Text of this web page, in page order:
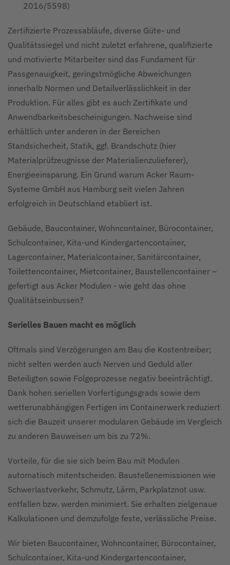
2016/5598)
Zertifizierte Prozessabläufe, diverse Güte- und
Qualitätssiegel und nicht zuletzt erfahrene, qualifizierte
und motivierte Mitarbeiter sind das Fundament für
Passgenauigkeit, geringstmögliche Abweichungen
innerhalb Normen und Detailverlässlichkeit in der
Produktion. Für alles gibt es auch Zertifikate und
Anwendbarkeitsbescheinigungen. Nachweise sind
erhältlich unter anderen in der Bereichen
Standsicherheit, Statik, ggf. Brandschutz (hier
Materialprüfzeugnisse der Materialienzulieferer),
Energieeinsparung. Ein Grund warum Acker Raum-
Systeme GmbH aus Hamburg seit vielen Jahren
erfolgreich in Deutschland etabliert ist.
Gebäude, Baucontainer, Wohncontainer, Bürocontainer,
Schulcontainer, Kita-und Kindergartencontainer,
Lagercontainer, Materialcontainer, Sanitärcontainer,
Toilettencontainer, Mietcontainer, Baustellencontainer –
gefertigt aus Acker Modulen - wie geht das ohne
Qualitätseinbussen?
Serielles Bauen macht es möglich
Oftmals sind Verzögerungen am Bau die Kostentreiber;
nicht selten werden auch Nerven und Geduld aller
Beteiligten sowie Folgeprozesse negativ beeinträchtigt.
Dank hohen seriellen Vorfertigungsgrads sowie dem
wetterunabhängigen Fertigen im Containerwerk reduziert
sich die Bauzeit unserer modularen Gebäude im Vergleich
zu anderen Bauweisen um bis zu 72%.
Vorteile, für die sie sich beim Bau mit Modulen
automatisch mitentscheiden. Baustellenemissionen wie
Schwerlastverkehr, Schmutz, Lärm, Parkplatznot usw.
entfallen bzw. werden minimiert. Sie erhalten zielgenaue
Kalkulationen und demzufolge feste, verlässliche Preise.
Wir bieten Baucontainer, Wohncontainer, Bürocontainer,
Schulcontainer, Kita-und Kindergartencontainer,